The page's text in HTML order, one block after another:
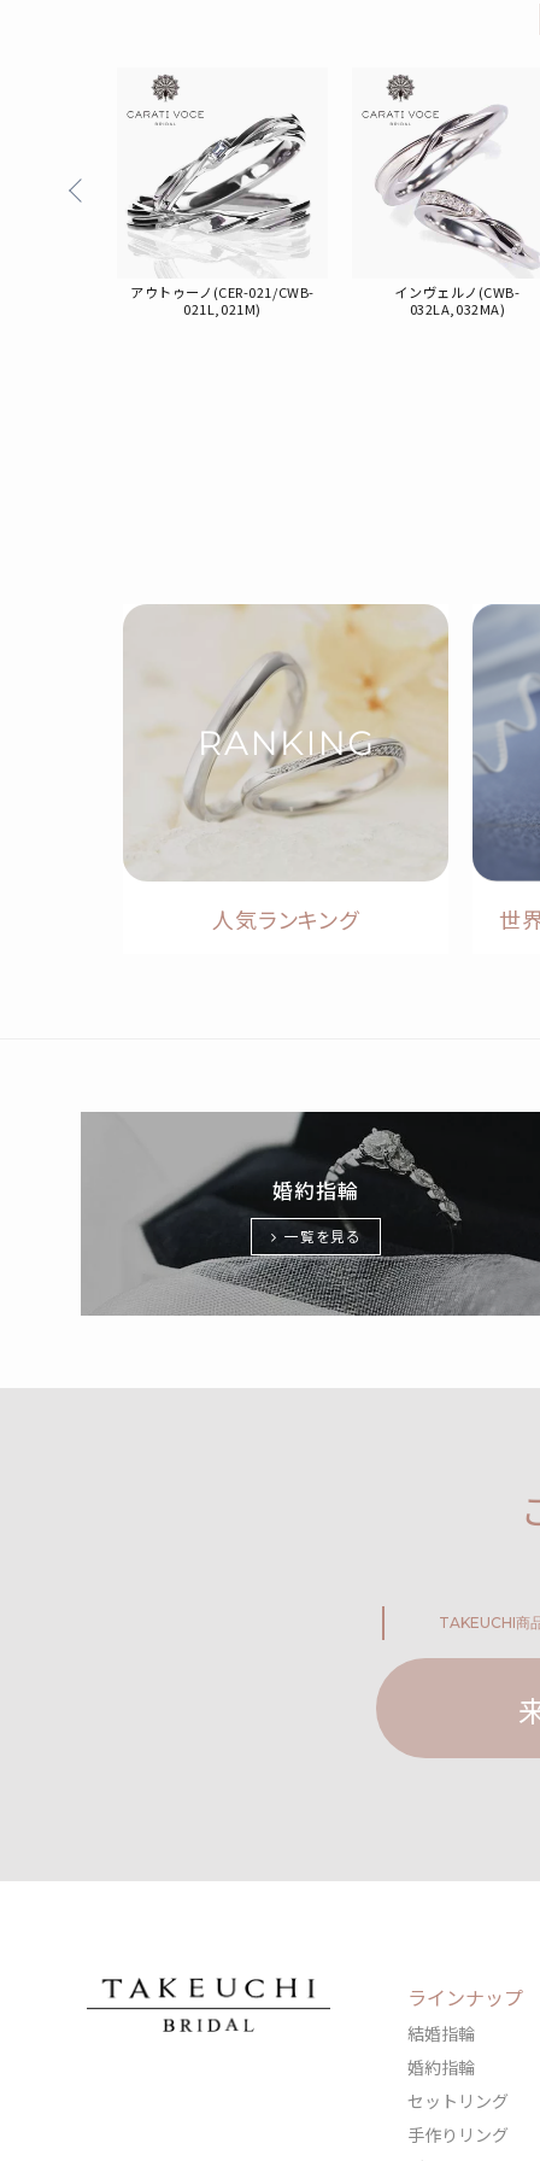
アウトゥーノ(CER-021/CWB-
021L,021M)
インヴェルノ(CWB-
032LA,032MA)
人気ランキング 世
婚約指輪
一覧を見る
TAKEUCHI商
ラインナップ
結婚指輪
婚約指輪
セットリング
手作りリング